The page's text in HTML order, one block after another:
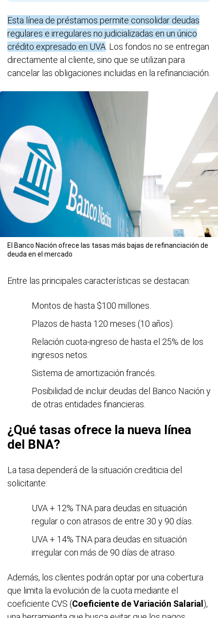
Esta línea de préstamos permite consolidar deudas
regulares e irregulares no judicializadas en un único
crédito expresado en UVA. Los fondos no se entregan
directamente al cliente, sino que se utilizan para
cancelar las obligaciones incluidas en la refinanciación.
El Banco Nación ofrece las tasas más bajas de refinanciación de
deuda en el mercado
Entre las principales características se destacan:
Montos de hasta $100 millones.
Plazos de hasta 120 meses (10 años).
Relación cuota-ingreso de hasta el 25% de los
ingresos netos.
Sistema de amortización francés.
Posibilidad de incluir deudas del Banco Nación y
de otras entidades financieras.
¿Qué tasas ofrece la nueva línea
del BNA?
La tasa dependerá de la situación crediticia del
solicitante:
UVA + 12% TNA para deudas en situación
regular o con atrasos de entre 30 y 90 días.
UVA + 14% TNA para deudas en situación
irregular con más de 90 días de atraso.
Además, los clientes podrán optar por una cobertura
que limita la evolución de la cuota mediante el
coeficiente CVS (Coeficiente de Variación Salarial ),